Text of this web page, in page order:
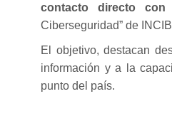
contacto directo
Ciberseguridad” de
El objetivo, destacan
información y a la
punto del país.